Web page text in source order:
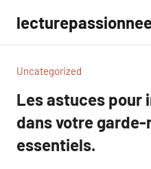
contenu
Uncategorized
Les astuces pour
dans votre
essentiels.